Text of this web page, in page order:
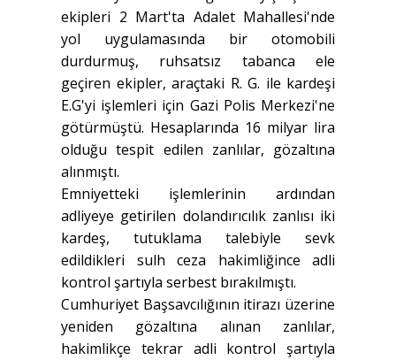
ekipleri 2 Mart'ta Adalet Mahallesi'nde
yol uygulamasında bir otomobili
durdurmuş, ruhsatsız tabanca ele
geçiren ekipler, araçtaki R. G. ile kardeşi
E.G'yi işlemleri için Gazi Polis Merkezi'ne
götürmüştü. Hesaplarında 16 milyar lira
olduğu tespit edilen zanlılar, gözaltına
alınmıştı.
Emniyetteki işlemlerinin ardından
adliyeye getirilen dolandırıcılık zanlısı iki
kardeş, tutuklama talebiyle sevk
edildikleri sulh ceza hakimliğince adli
kontrol şartıyla serbest bırakılmıştı.
Cumhuriyet Başsavcılığının itirazı üzerine
yeniden gözaltına alınan zanlılar,
hakimlikçe tekrar adli kontrol şartıyla